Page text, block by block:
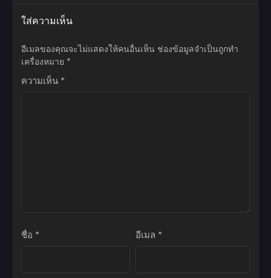
ตอนที่ 93
ตอนที่ 92
มิถุนายน 20, 2026
ตอนที่ 87
ใส่ความเห็น
อีเมลของคุณจะไม่แสดงให้คนอื่นเห็น ช่องข้อมูลจำเป็นถูกทำ
เครื่องหมาย *
ความเห็น *
ชื่อ * อีเมล *